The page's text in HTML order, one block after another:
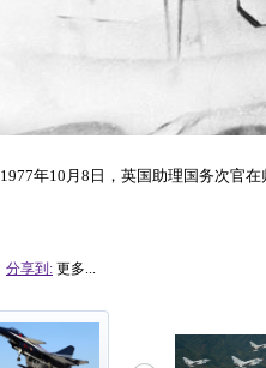
1977年10月8日，英国助理国务次官
分享到: 更多...